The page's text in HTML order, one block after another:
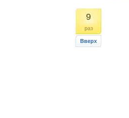
9
раз
Вверх